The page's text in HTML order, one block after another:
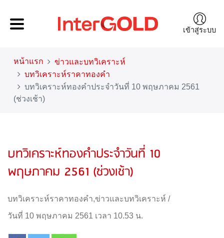
เข้าสู่ระบบ
หน้าแรก
ข่าวและบทวิเคราะห์
บทวิเคราะห์ราคาทองคำ
บทวิเคราะห์ทองคำประจำวันที่ 10 พฤษภาคม 2561
(ช่วงเช้า)
บทวิเคราะห์ทองคำประจำวันที่ 10
พฤษภาคม 2561 (ช่วงเช้า)
บทวิเคราะห์ราคาทองคำ,ข่าวและบทวิเคราะห์ /
วันที่ 10 พฤษภาคม 2561 เวลา 10.53 น.